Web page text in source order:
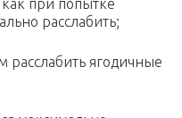
при попытке
расслабить;
ягодичные